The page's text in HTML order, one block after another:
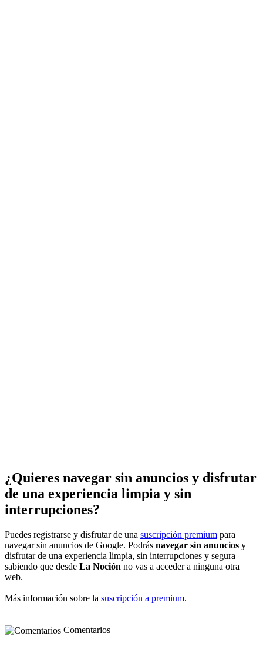
¿Quieres navegar sin anuncios y disfrutar
de una experiencia limpia y sin
interrupciones?
Puedes registrarse y disfrutar de una suscripción premium para
navegar sin anuncios de Google. Podrás navegar sin anuncios y
disfrutar de una experiencia limpia, sin interrupciones y segura
sabiendo que desde La Noción no vas a acceder a ninguna otra
web.
Más información sobre la suscripción a premium.
Comentarios